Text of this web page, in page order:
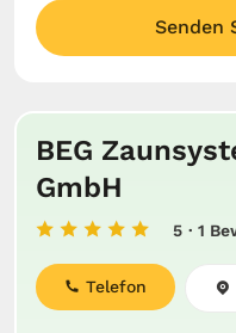
Senden
BEG
GmbH
5 · 1
Telefon